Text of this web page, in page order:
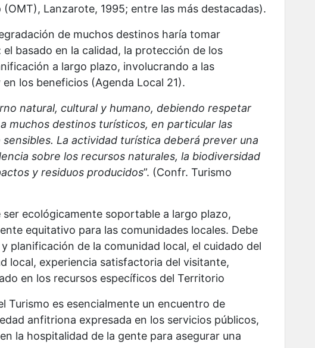
Lanzarote, 1995; entre las más destacadas).
de muchos destinos haría tomar
basado en la calidad, la protección de los
a largo plazo, involucrando a las
los beneficios (Agenda Local 21).
natural, cultural y humano, debiendo respetar
muchos destinos turísticos, en particular las
La actividad turística deberá prever una
sobre los recursos naturales, la biodiversidad
y residuos producidos”. (Confr. Turismo
ecológicamente soportable a largo plazo,
equitativo para las comunidades locales. Debe
planificación de la comunidad local, el cuidado del
local, experiencia satisfactoria del visitante,
en los recursos específicos del Territorio
Turismo es esencialmente un encuentro de
anfitriona expresada en los servicios públicos,
la hospitalidad de la gente para asegurar una